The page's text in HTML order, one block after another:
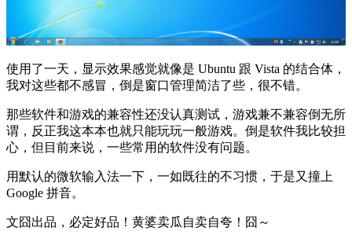
使用了一天，显示效果感觉就像是 Ubuntu 跟 Vista 的结合体，
我对这些都不感冒，倒是窗口管理简洁了些，很不错。
那些软件和游戏的兼容性还没认真测试，游戏兼不兼容倒无所
谓，反正我这本本也就只能玩玩一般游戏。倒是软件我比较担
心，但目前来说，一些常用的软件没有问题。
用默认的微软输入法一下，一如既往的不习惯，于是又撞上
Google 拼音。
文囧出品，必定好品！黄婆卖瓜自卖自夸！囧～